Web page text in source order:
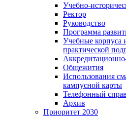
Учебно-
Ректор
Руководство
Программа
Учебные корпуса
практической
Общежития
Использования
кампусной карты
Телефонный
Архив
Приоритет 2030